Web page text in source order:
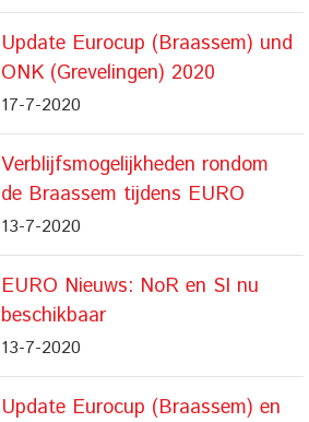
Update Eurocup (Braassem) und
ONK (Grevelingen) 2020
17-7-2020
Verblijfsmogelijkheden rondom
de Braassem tijdens EURO
13-7-2020
EURO Nieuws: NoR en SI nu
beschikbaar
13-7-2020
Update Eurocup (Braassem) en